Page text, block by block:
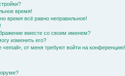
время!
время всё равно неправильное!
вместе со своим именем?
изменить его?
«email», от меня требуют войти на конференцию!